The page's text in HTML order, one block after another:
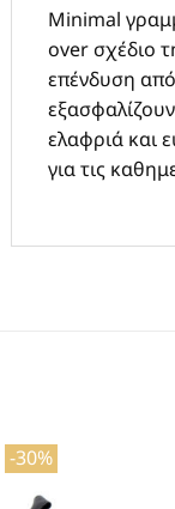
Minimal
over σχέδιο
επένδυση
ελαφριά και
για τις
-30%